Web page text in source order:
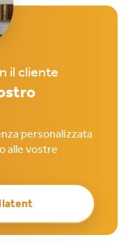
il cliente
personalizzata
alle vostre